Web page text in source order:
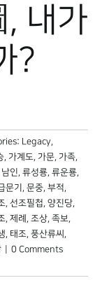
내가
?
Legacy,
, 가계도, 가문, 가족,
남인, 류성룡, 류운룡,
문기 , 문중, 부적,
, 선조필첩, 양진당,
, 제례 , 조상, 족보,
, 태조, 풍산류씨 ,
0 Comments